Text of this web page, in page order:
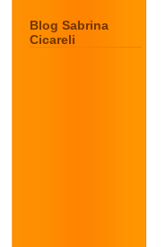
Blog Sabrina
Cicareli